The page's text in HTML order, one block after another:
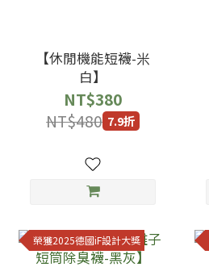
【休閒機能短襪-米
白】
NT$380
NT$480 7.9折
榮獲2025德國iF設計大獎